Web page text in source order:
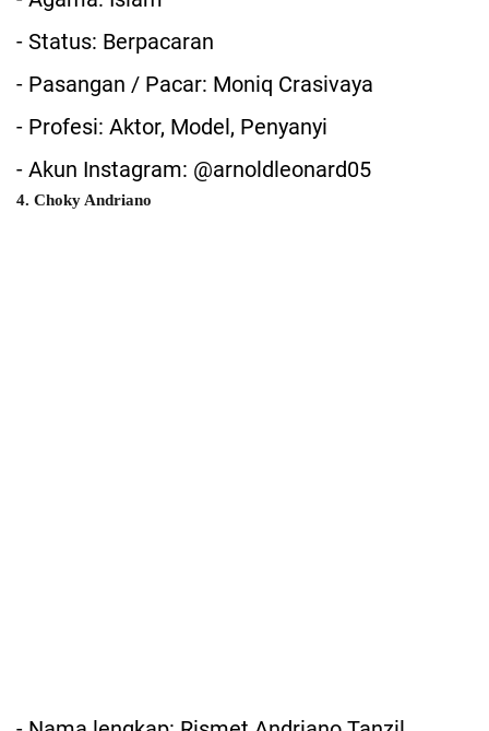
- Status: Berpacaran
- Pasangan / Pacar: Moniq Crasivaya
- Profesi: Aktor, Model, Penyanyi
- Akun Instagram: @arnoldleonard05
4. Choky Andriano